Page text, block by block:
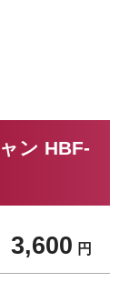
ン HBF-
3,600 円